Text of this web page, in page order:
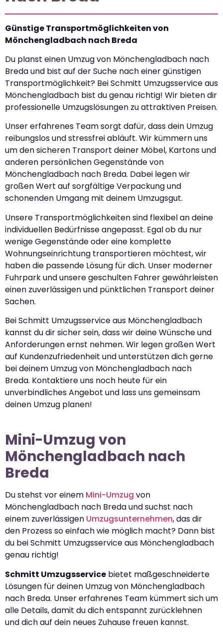
Günstige Transportmöglichkeiten von
Mönchengladbach nach Breda
Du planst einen Umzug von Mönchengladbach nach
Breda und bist auf der Suche nach einer günstigen
Transportmöglichkeit? Bei Schmitt Umzugsservice aus
Mönchengladbach bist du genau richtig! Wir bieten dir
professionelle Umzugslösungen zu attraktiven Preisen.
Unser erfahrenes Team sorgt dafür, dass dein Umzug
reibungslos und stressfrei abläuft. Wir kümmern uns
um den sicheren Transport deiner Möbel, Kartons und
anderen persönlichen Gegenstände von
Mönchengladbach nach Breda. Dabei legen wir
großen Wert auf sorgfältige Verpackung und
schonenden Umgang mit deinem Umzugsgut.
Unsere Transportmöglichkeiten sind flexibel an deine
individuellen Bedürfnisse angepasst. Egal ob du nur
wenige Gegenstände oder eine komplette
Wohnungseinrichtung transportieren möchtest, wir
haben die passende Lösung für dich. Unser moderner
Fuhrpark und unsere geschulten Fahrer gewährleisten
einen zuverlässigen und pünktlichen Transport deiner
Sachen.
Bei Schmitt Umzugsservice aus Mönchengladbach
kannst du dir sicher sein, dass wir deine Wünsche und
Anforderungen ernst nehmen. Wir legen großen Wert
auf Kundenzufriedenheit und unterstützen dich gerne
bei deinem Umzug von Mönchengladbach nach
Breda. Kontaktiere uns noch heute für ein
unverbindliches Angebot und lass uns gemeinsam
deinen Umzug planen!
Mini-Umzug von
Mönchengladbach nach
Breda
Du stehst vor einem Mini-Umzug von
Mönchengladbach nach Breda und suchst nach
einem zuverlässigen Umzugsunternehmen, das dir
den Prozess so einfach wie möglich macht? Dann bist
du bei Schmitt Umzugsservice aus Mönchengladbach
genau richtig!
Schmitt Umzugsservice bietet maßgeschneiderte
Lösungen für deinen Umzug von Mönchengladbach
nach Breda. Unser erfahrenes Team kümmert sich um
alle Details, damit du dich entspannt zurücklehnen
und dich auf dein neues Zuhause freuen kannst.